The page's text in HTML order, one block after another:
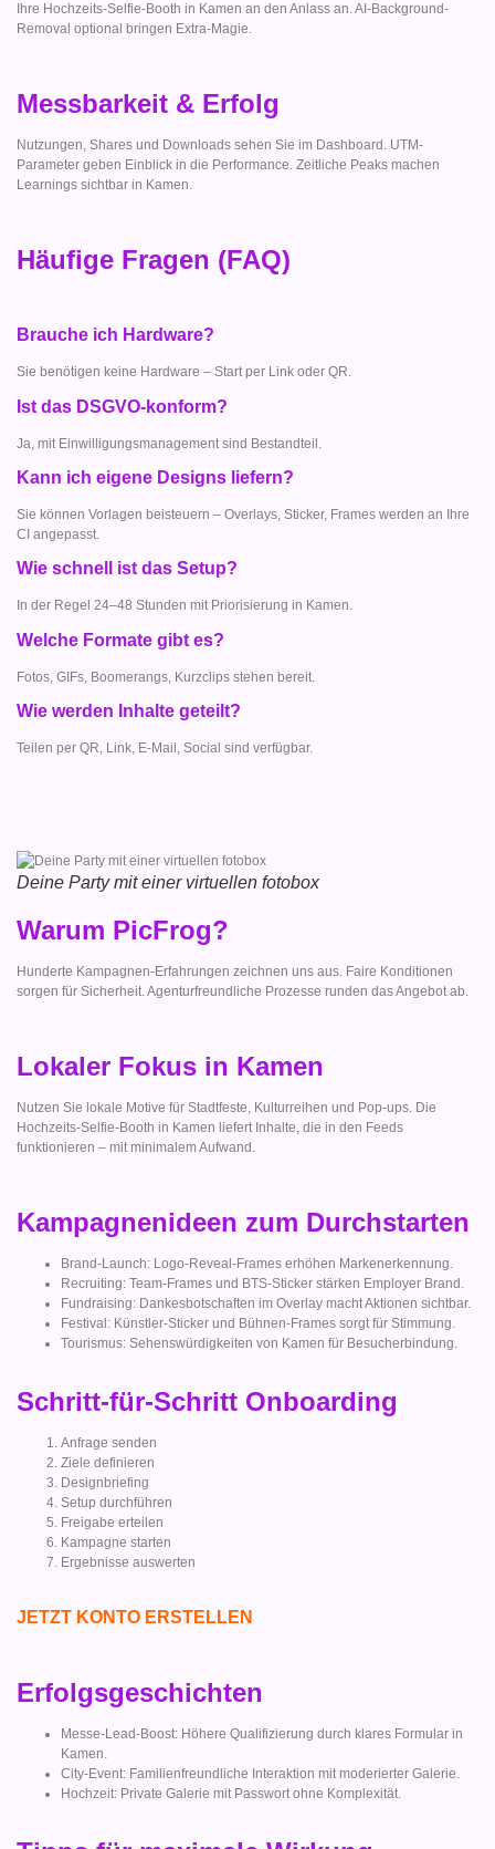
Ihre Hochzeits-Selfie-Booth in Kamen an den Anlass an. AI-Background-
Removal optional bringen Extra-Magie.
Messbarkeit & Erfolg
Nutzungen, Shares und Downloads sehen Sie im Dashboard. UTM-
Parameter geben Einblick in die Performance. Zeitliche Peaks machen
Learnings sichtbar in Kamen.
Häufige Fragen (FAQ)
Brauche ich Hardware?
Sie benötigen keine Hardware – Start per Link oder QR.
Ist das DSGVO-konform?
Ja, mit Einwilligungsmanagement sind Bestandteil.
Kann ich eigene Designs liefern?
Sie können Vorlagen beisteuern – Overlays, Sticker, Frames werden an Ihre
CI angepasst.
Wie schnell ist das Setup?
In der Regel 24–48 Stunden mit Priorisierung in Kamen.
Welche Formate gibt es?
Fotos, GIFs, Boomerangs, Kurzclips stehen bereit.
Wie werden Inhalte geteilt?
Teilen per QR, Link, E-Mail, Social sind verfügbar.
Deine Party mit einer virtuellen fotobox
Warum PicFrog?
Hunderte Kampagnen-Erfahrungen zeichnen uns aus. Faire Konditionen
sorgen für Sicherheit. Agenturfreundliche Prozesse runden das Angebot ab.
Lokaler Fokus in Kamen
Nutzen Sie lokale Motive für Stadtfeste, Kulturreihen und Pop-ups. Die
Hochzeits-Selfie-Booth in Kamen liefert Inhalte, die in den Feeds
funktionieren – mit minimalem Aufwand.
Kampagnenideen zum Durchstarten
Brand-Launch: Logo-Reveal-Frames erhöhen Markenerkennung.
Recruiting: Team-Frames und BTS-Sticker stärken Employer Brand.
Fundraising: Dankesbotschaften im Overlay macht Aktionen sichtbar.
Festival: Künstler-Sticker und Bühnen-Frames sorgt für Stimmung.
Tourismus: Sehenswürdigkeiten von Kamen für Besucherbindung.
Schritt-für-Schritt Onboarding
Anfrage senden
Ziele definieren
Designbriefing
Setup durchführen
Freigabe erteilen
Kampagne starten
Ergebnisse auswerten
JETZT KONTO ERSTELLEN
Erfolgsgeschichten
Messe-Lead-Boost: Höhere Qualifizierung durch klares Formular in
Kamen.
City-Event: Familienfreundliche Interaktion mit moderierter Galerie.
Hochzeit: Private Galerie mit Passwort ohne Komplexität.